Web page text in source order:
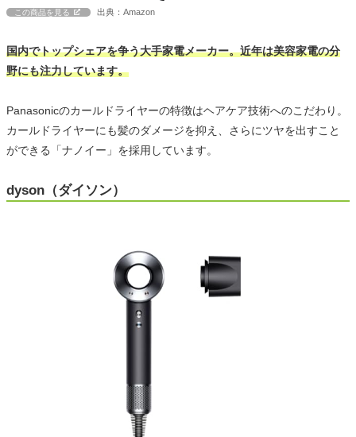
この商品を見る 出典：Amazon
国内でトップシェアを争う大手家電メーカー。近年は美容家電の分
野にも注力しています。
Panasonicのカールドライヤーの特徴はヘアケア技術へのこだわり。
カールドライヤーにも髪のダメージを抑え、さらにツヤを出すこと
ができる「ナノイー」を採用しています。
dyson（ダイソン）